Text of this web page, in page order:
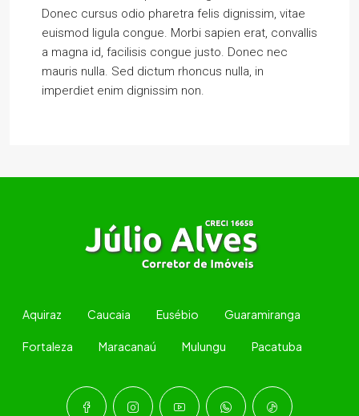
Donec cursus odio pharetra felis dignissim, vitae
euismod ligula congue. Morbi sapien erat, convallis
a magna id, facilisis congue justo. Donec nec
mauris nulla. Sed dictum rhoncus nulla, in
imperdiet enim dignissim non.
Aquiraz Caucaia Eusébio Guaramiranga
Fortaleza Maracanaú Mulungu Pacatuba